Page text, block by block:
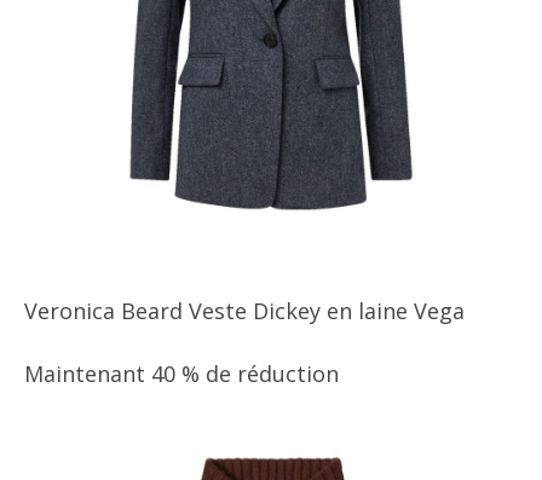
Veronica Beard Veste Dickey en laine Vega
Maintenant 40 % de réduction